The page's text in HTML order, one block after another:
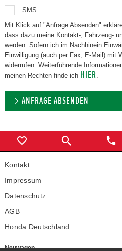
SMS
Mit Klick auf "Anfrage Absenden"
dass dazu meine Kontakt-, Fahrzeug-
werden. Sofern ich im Nachhinein Einwände habe, kann ich meine
Einwilligung (auch per Fax, E-Mail) mit
widerrufen. Weiterführende Informationen zum Datenschutz und zu
meinen Rechten finde ich HIER.
ANFRAGE ABSENDEN
Kontakt
Impressum
Datenschutz
AGB
Honda Deutschland
Neuwagen